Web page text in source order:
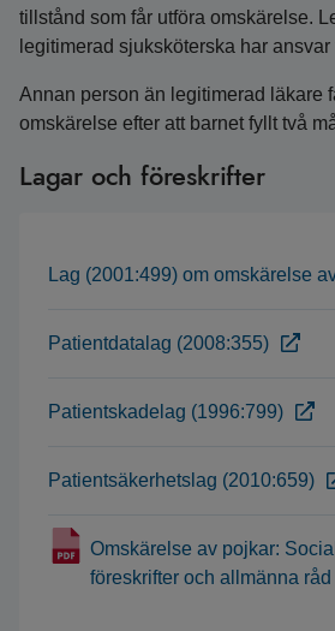
tillstånd som får utföra omskärelse.
legitimerad sjuksköterska har
Annan person än legitimerad läkare
omskärelse efter att barnet fyllt två
Lagar och föreskrifter
Lag (2001:499) om omskärelse
Patientdatalag (2008:355)
Patientskadelag (1996:799)
Patientsäkerhetslag (2010:659)
Omskärelse av pojkar:
föreskrifter och allmänna